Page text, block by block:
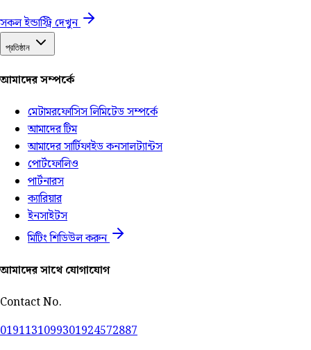
সকল ইন্ডাস্ট্রি দেখুন
প্রতিষ্ঠান
আমাদের সম্পর্কে
মেটামরফোসিস লিমিটেড সম্পর্কে
আমাদের টিম
আমাদের সার্টিফাইড কনসালট্যান্টস
পোর্টফোলিও
পার্টনারস
ক্যারিয়ার
ইনসাইটস
মিটিং শিডিউল করুন
আমাদের সাথে যোগাযোগ
Contact No.
0191131099301924572887